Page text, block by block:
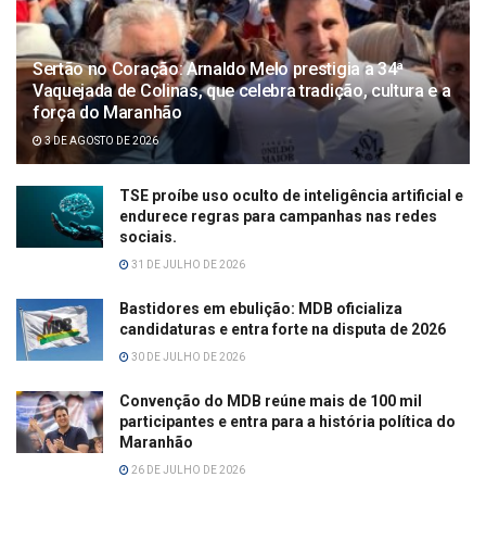
Sertão no Coração: Arnaldo Melo prestigia a 34ª
Vaquejada de Colinas, que celebra tradição, cultura e a
força do Maranhão
3 DE AGOSTO DE 2026
TSE proíbe uso oculto de inteligência artificial e
endurece regras para campanhas nas redes
sociais.
31 DE JULHO DE 2026
Bastidores em ebulição: MDB oficializa
candidaturas e entra forte na disputa de 2026
30 DE JULHO DE 2026
Convenção do MDB reúne mais de 100 mil
participantes e entra para a história política do
Maranhão
26 DE JULHO DE 2026